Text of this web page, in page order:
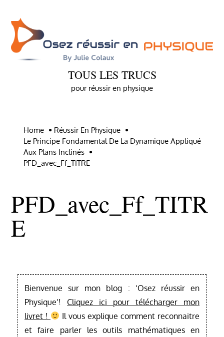
content
TOUS LES TRUCS
pour réussir en physique
Home
Réussir En Physique
Le Principe Fondamental De La Dynamique Appliqué
Aux Plans Inclinés
PFD_avec_Ff_TITRE
PFD_avec_Ff_TITR
E
Bienvenue sur mon blog : ‘Osez réussir en
Physique’! Cliquez ici pour télécharger mon
livret !
Il vous explique comment reconnaitre
et faire parler les outils mathématiques en